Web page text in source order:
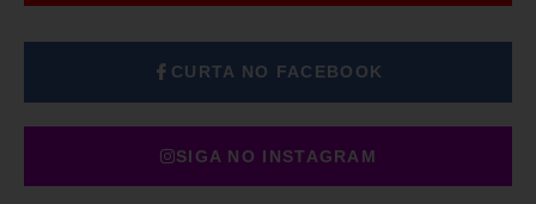
CURTA NO FACEBOOK
SIGA NO INSTAGRAM